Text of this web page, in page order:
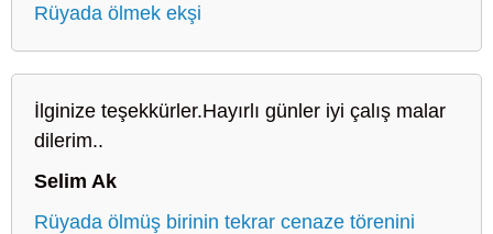
Rüyada ölmek ekşi
İlginize teşekkürler.Hayırlı günler iyi çalış malar
dilerim..
Selim Ak
Rüyada ölmüş birinin tekrar cenaze törenini